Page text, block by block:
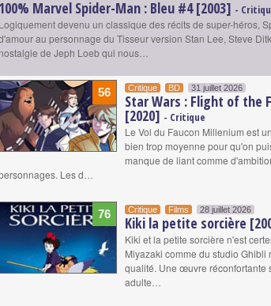
100% Marvel Spider-Man : Bleu #4 [2003] -
Logiquement devenu un classique des récits de super-héros,
au personnage du Tisseur version Stan Lee, Steve
nostalgie de Jeph Loeb qui nous…
56 Critique BD 31 juillet 2026
Star Wars : Flight of the
[2020] - Critique
Le Vol du Faucon Millenium est
bien trop moyenne pour qu'on
manque de liant comme
Les d…
76 Critique Films 28 juillet 2026
Kiki la petite sorcière
Kiki et la petite sorcière n'est
Miyazaki comme du studio
qualité. Une œuvre réconfortante
adulte…